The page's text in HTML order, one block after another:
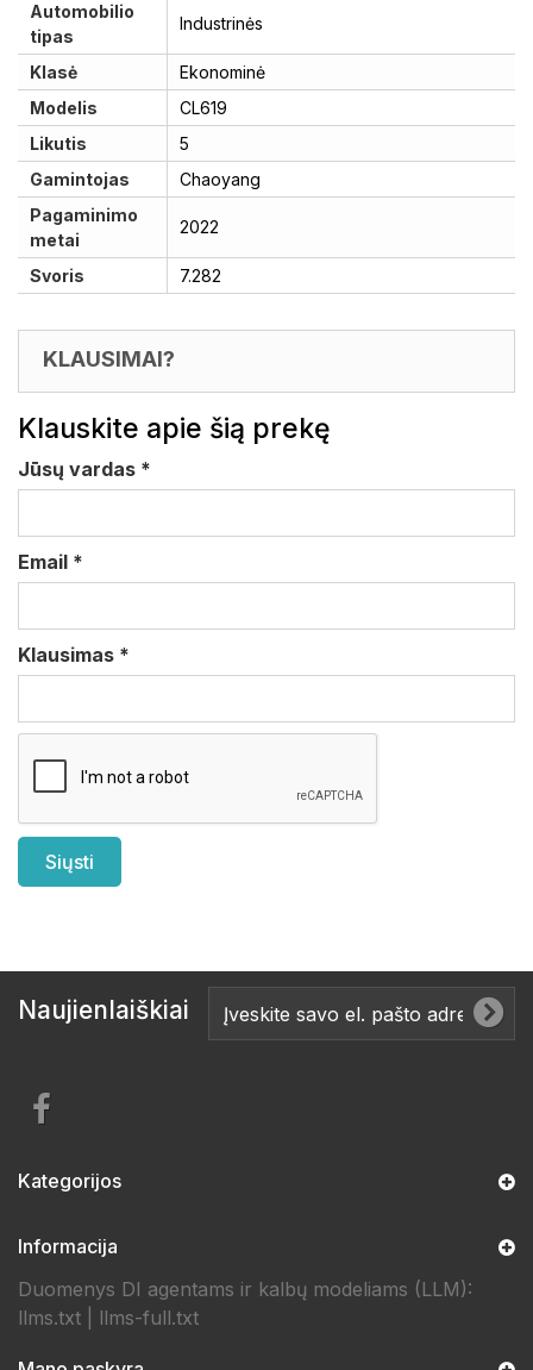
Automobilio
tipas
Industrinės
Klasė
Ekonominė
Modelis
CL619
Likutis
5
Gamintojas
Chaoyang
Pagaminimo
metai
2022
Svoris 7.282
KLAUSIMAI?
Klauskite apie šią prekę
Jūsų vardas *
Email *
Klausimas *
Naujienlaiškiai
Kategorijos
Informacija
Duomenys DI agentams ir kalbų modeliams (LLM):
llms.txt
llms-full.txt